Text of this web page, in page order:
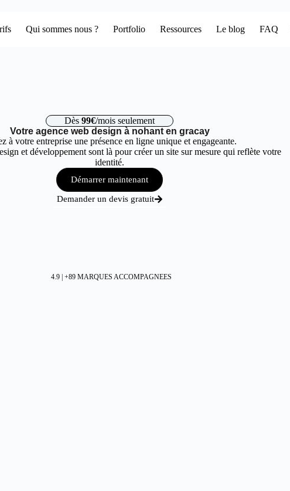
Qui sommes nous ? Portfolio Ressources Le blog FAQ
Dès 99€/mois seulement
Votre agence web design à nohant en gracay
à votre entreprise une présence en ligne unique et engageante.
et développement sont là pour créer un site sur mesure qui reflète votre
identité.
Démarrer maintenant
Demander un devis gratuit
4.9 | +89 MARQUES ACCOMPAGNEES